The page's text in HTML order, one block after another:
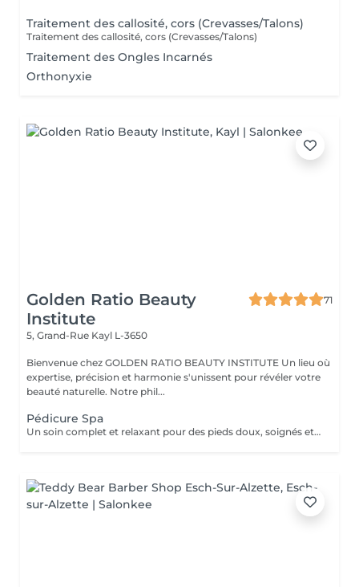
Traitement des callosité, cors (Crevasses/Talons)
Traitement des callosité, cors (Crevasses/Talons)
Traitement des Ongles Incarnés
Orthonyxie
Golden Ratio Beauty
Institute
71
5, Grand-Rue Kayl L-3650
Bienvenue chez GOLDEN RATIO BEAUTY INSTITUTE Un lieu où
expertise, précision et harmonie s'unissent pour révéler votre
beauté naturelle. Notre phil...
Pédicure Spa
Un soin complet et relaxant pour des pieds doux, soignés et légers. La pédicure Spa allie beauté et bien-être grâce à un protocole en plusieurs étapes : Inclus : bain de pieds, soin des ongles et cuticules, gommage, ponçage des talons, masque nourrissant, massage hydratant. Résultat : des pieds parfaitement nets, régénérés et visiblement rafraîchis. Durée : environ 60 minutes. Un moment de détente profonde et de soin intense, pour des pieds sublimés.